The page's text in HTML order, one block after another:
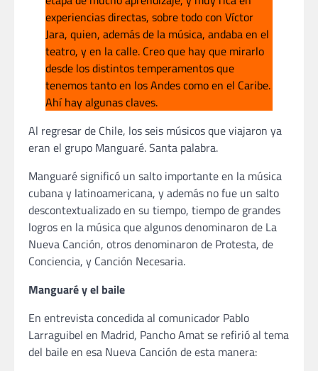
experiencias directas, sobre todo con Víctor
Jara, quien, además de la música, andaba en el
teatro, y en la calle. Creo que hay que mirarlo
desde los distintos temperamentos que
tenemos tanto en los Andes como en el Caribe.
Ahí hay algunas claves.
Al regresar de Chile, los seis músicos que viajaron ya
eran el grupo Manguaré. Santa palabra.
Manguaré significó un salto importante en la música
cubana y latinoamericana, y además no fue un salto
descontextualizado en su tiempo, tiempo de grandes
logros en la música que algunos denominaron de La
Nueva Canción, otros denominaron de Protesta, de
Conciencia, y Canción Necesaria.
Manguaré y el baile
En entrevista concedida al comunicador Pablo
Larraguibel en Madrid, Pancho Amat se refirió al tema
del baile en esa Nueva Canción de esta manera: